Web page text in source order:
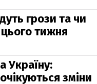
грози та чи
тижня
Україну:
зміни